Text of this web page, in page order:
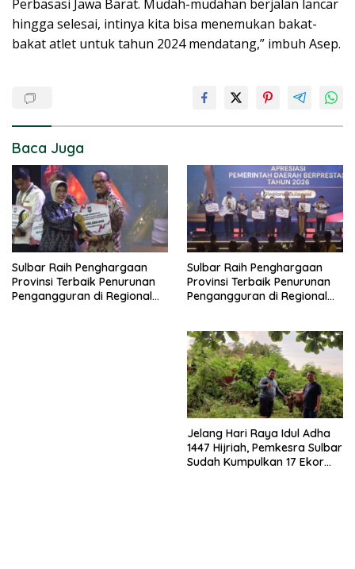
Perbasasi Jawa Barat. Mudah-mudahan berjalan lancar
hingga selesai, intinya kita bisa menemukan bakat-
bakat atlet untuk tahun 2024 mendatang,” imbuh Asep.
Baca Juga
Sulbar Raih Penghargaan
Provinsi Terbaik Penurunan
Pengangguran di Regional
Sulbar Raih Penghargaan
Provinsi Terbaik Penurunan
Pengangguran di Regional
Jelang Hari Raya Idul Adha
1447 Hijriah, Pemkesra Sulbar
Sudah Kumpulkan 17 Ekor